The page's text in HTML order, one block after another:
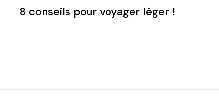
8 conseils pour voyager léger !